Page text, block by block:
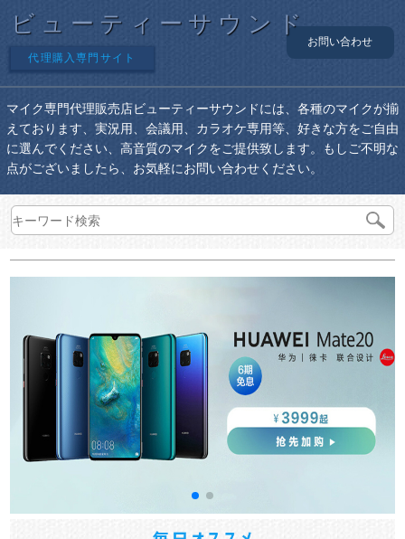
ビューティーサウンド
代理購入専門サイト
お問い合わせ
マイク専門代理販売店ビューティーサウンドには、各種のマイクが揃
えております、実況用、会議用、カラオケ専用等、好きな方をご自由
に選んでください、高音質のマイクをご提供致します。もしご不明な
点がございましたら、お気軽にお問い合わせください。